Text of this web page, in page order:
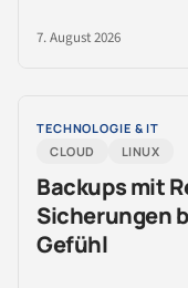
7. August 2026
TECHNOLOGIE & IT
CLOUD
LINUX
Backups mit
Sicherungen
Gefühl